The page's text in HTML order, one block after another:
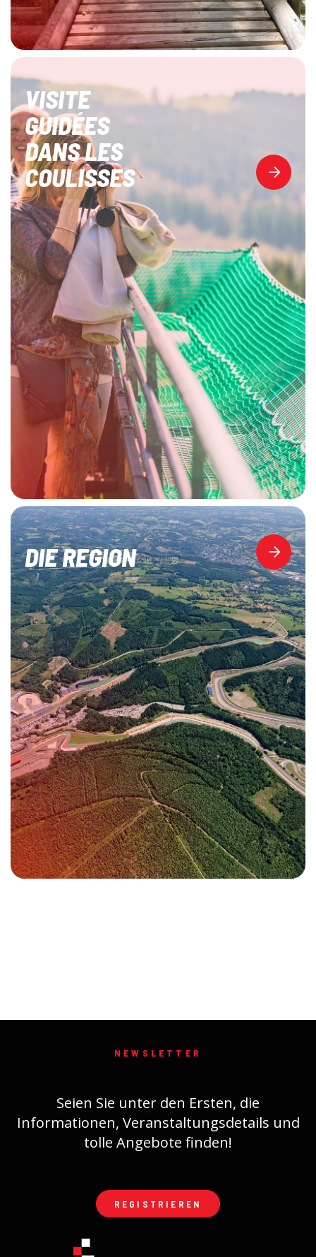
VISITE
GUIDÉES
DANS LES
COULISSES
DIE REGION
NEWSLETTER
Seien Sie unter den Ersten, die
Informationen, Veranstaltungsdetails und
tolle Angebote finden!
REGISTRIEREN